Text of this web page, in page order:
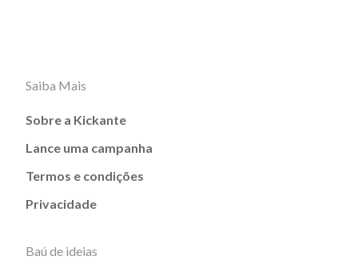
Saiba Mais
Sobre a Kickante
Lance uma campanha
Termos e condições
Privacidade
Baú de ideias